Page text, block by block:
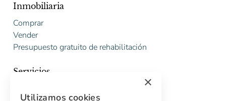
Inmobiliaria
Comprar
Vender
Presupuesto gratuito de rehabilitación
Servicios
×
Utilizamos cookies